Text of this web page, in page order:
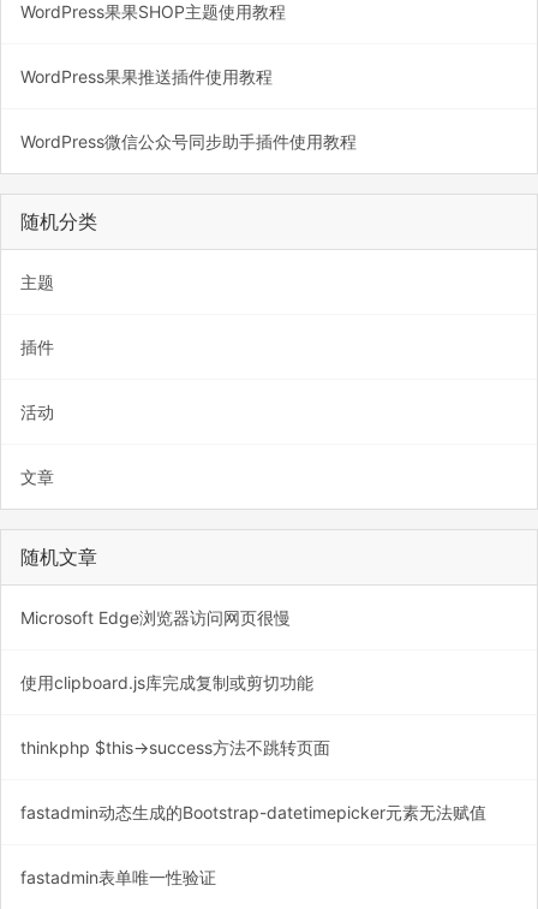
WordPress果果SHOP主题使用教程
WordPress果果推送插件使用教程
WordPress微信公众号同步助手插件使用教程
随机分类
主题
插件
活动
文章
随机文章
Microsoft Edge浏览器访问网页很慢
使用clipboard.js库完成复制或剪切功能
thinkphp $this->success方法不跳转页面
fastadmin动态生成的Bootstrap-datetimepicker元素无法赋值
fastadmin表单唯一性验证